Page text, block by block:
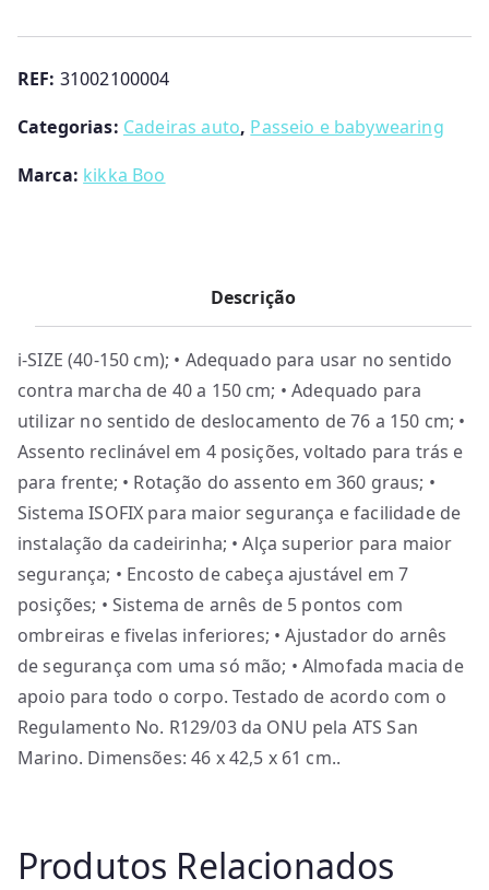
Size
Kikka
REF: 31002100004
Categorias: Cadeiras auto, Passeio e babywearing
Marca: kikka Boo
Descrição
i-SIZE (40-150 cm); • Adequado para usar no sentido
contra marcha de 40 a 150 cm; • Adequado para
utilizar no sentido de deslocamento de 76 a 150 cm; •
Assento reclinável em 4 posições, voltado para trás e
para frente; • Rotação do assento em 360 graus; •
Sistema ISOFIX para maior segurança e facilidade de
instalação da cadeirinha; • Alça superior para maior
segurança; • Encosto de cabeça ajustável em 7
posições; • Sistema de arnês de 5 pontos com
ombreiras e fivelas inferiores; • Ajustador do arnês
de segurança com uma só mão; • Almofada macia de
apoio para todo o corpo. Testado de acordo com o
Regulamento No. R129/03 da ONU pela ATS San
Marino. Dimensões: 46 x 42,5 x 61 cm..
Produtos Relacionados